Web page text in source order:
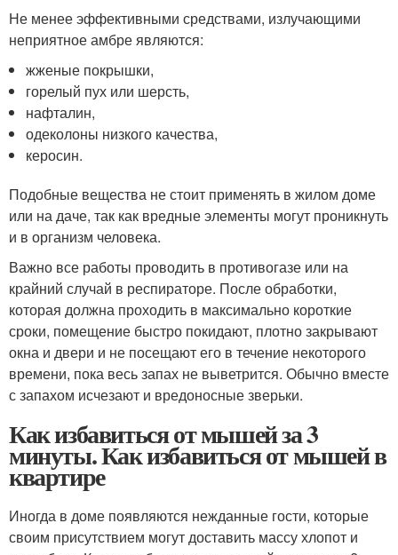
Не менее эффективными средствами, излучающими
неприятное амбре являются:
жженые покрышки,
горелый пух или шерсть,
нафталин,
одеколоны низкого качества,
керосин.
Подобные вещества не стоит применять в жилом доме
или на даче, так как вредные элементы могут проникнуть
и в организм человека.
Важно все работы проводить в противогазе или на
крайний случай в респираторе. После обработки,
которая должна проходить в максимально короткие
сроки, помещение быстро покидают, плотно закрывают
окна и двери и не посещают его в течение некоторого
времени, пока весь запах не выветрится. Обычно вместе
с запахом исчезают и вредоносные зверьки.
Как избавиться от мышей за 3
минуты. Как избавиться от мышей в
квартире
Иногда в доме появляются нежданные гости, которые
своим присутствием могут доставить массу хлопот и